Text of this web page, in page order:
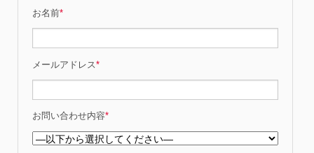
お名前*
メールアドレス*
お問い合わせ内容*